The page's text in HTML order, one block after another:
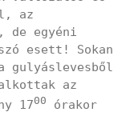
az
de egyéni
esett! Sokan
gulyáslevesből
az
1700
órakor